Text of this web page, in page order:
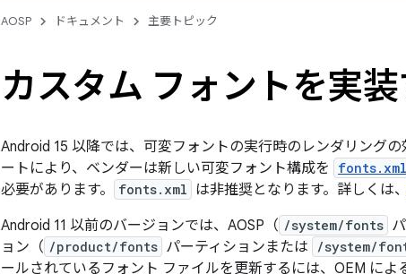
AOSP ドキュメント 主要トピック
カスタム フォントを実装
Android 15 以降では、可変フォントの実行時のレンダリング
ートにより、ベンダーは新しい可変フォント構成を
fonts.xml
必要があります。
fonts.xml は非推奨となります。詳しくは、
Android 11 以前のバージョンでは、AOSP（ /system/fonts
ョン（ /product/fonts パーティションまたは /system/
ールされているフォント ファイルを更新するには、OEM に